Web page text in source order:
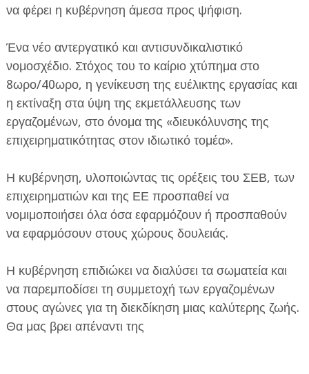
να φέρει η κυβέρνηση άμεσα προς ψήφιση.
Ένα νέο αντεργατικό και αντισυνδικαλιστικό
νομοσχέδιο. Στόχος του το καίριο χτύπημα στο
8ωρο/40ωρο, η γενίκευση της ευέλικτης εργασίας και
η εκτίναξη στα ύψη της εκμετάλλευσης των
εργαζομένων, στο όνομα της «διευκόλυνσης της
επιχειρηματικότητας στον ιδιωτικό τομέα».
Η κυβέρνηση, υλοποιώντας τις ορέξεις του ΣΕΒ, των
επιχειρηματιών και της ΕΕ προσπαθεί να
νομιμοποιήσει όλα όσα εφαρμόζουν ή προσπαθούν
να εφαρμόσουν στους χώρους δουλειάς.
Η κυβέρνηση επιδιώκει να διαλύσει τα σωματεία και
να παρεμποδίσει τη συμμετοχή των εργαζομένων
στους αγώνες για τη διεκδίκηση μιας καλύτερης ζωής.
Θα μας βρει απέναντι της